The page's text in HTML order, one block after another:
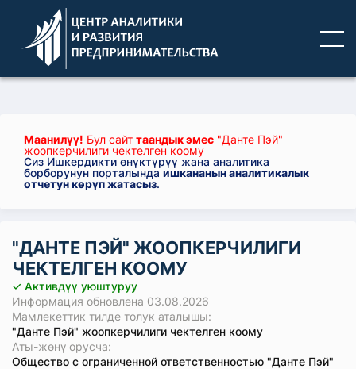
Маанилүү! Бул сайт таандык эмес "Данте Пэй"
жоопкерчилиги чектелген коому
Сиз Ишкердикти өнүктүрүү жана аналитика
борборунун порталындаишкананын аналитикалык
отчетун көрүп жатасыз.
"ДАНТЕ ПЭЙ" ЖООПКЕРЧИЛИГИ
ЧЕКТЕЛГЕН КООМУ
✓ Активдүү уюштуруу
Информация обновлена 03.08.2026
Мамлекеттик тилде толук аталышы:
"Данте Пэй" жоопкерчилиги чектелген коому
Аты-жөнү орусча:
Общество с ограниченной ответственностью "Данте Пэй"